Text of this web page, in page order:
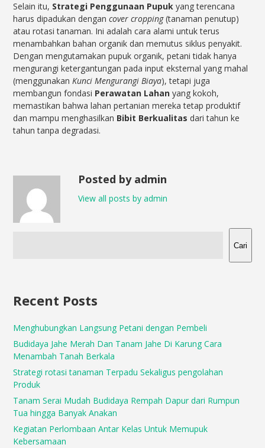
Selain itu, Strategi Penggunaan Pupuk yang terencana
harus dipadukan dengancover cropping(tanaman penutup)
atau rotasi tanaman. Ini adalah cara alami untuk terus
menambahkan bahan organik dan memutus siklus penyakit.
Dengan mengutamakan pupuk organik, petani tidak hanya
mengurangi ketergantungan pada input eksternal yang mahal
(menggunakanKunci Mengurangi Biaya), tetapi juga
membangun fondasi Perawatan Lahan yang kokoh,
memastikan bahwa lahan pertanian mereka tetap produktif
dan mampu menghasilkan Bibit Berkualitas dari tahun ke
tahun tanpa degradasi.
Posted by admin
View all posts by admin
Cari
Recent Posts
Menghubungkan Langsung Petani dengan Pembeli
Budidaya Jahe Merah Dan Tanam Jahe Di Karung Cara
Menambah Tanah Berkala
Strategi rotasi tanaman Terpadu Sekaligus pengolahan
Produk
Tanam Serai Mudah Budidaya Rempah Dapur dari Rumpun
Tua hingga Banyak Anakan
Kegiatan Perlombaan Antar Kelas Untuk Memupuk
Kebersamaan